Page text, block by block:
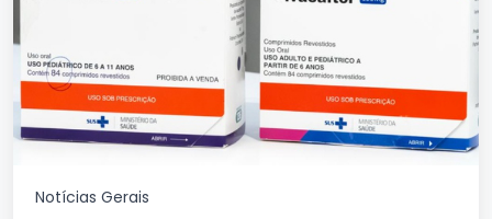
Notícias Gerais